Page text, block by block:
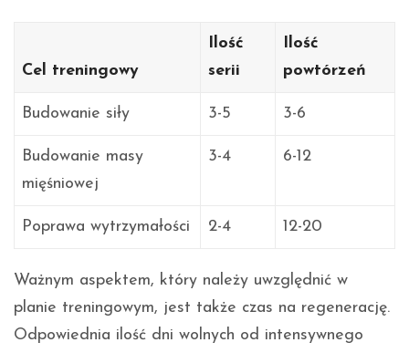
Cel treningowy
Ilość
serii
Ilość
powtórzeń
Budowanie siły 3-5 3-6
Budowanie masy
mięśniowej
3-4 6-12
Poprawa wytrzymałości 2-4 12-20
Ważnym aspektem, który należy uwzględnić w
planie treningowym, jest także czas na regenerację.
Odpowiednia ilość dni wolnych od intensywnego